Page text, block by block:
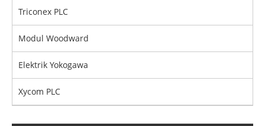
Triconex PLC
Modul Woodward
Elektrik Yokogawa
Xycom PLC